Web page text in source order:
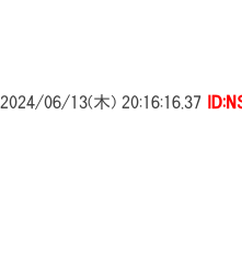
2024/06/13(木) 20:16:16.37